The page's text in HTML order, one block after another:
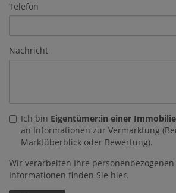
Telefon
Nachricht
Ich bin Eigentümer:in einer Immobilie
an Informationen zur Vermarktung
Marktüberblick oder Bewertung).
Wir verarbeiten Ihre
Informationen finden Sie hier.